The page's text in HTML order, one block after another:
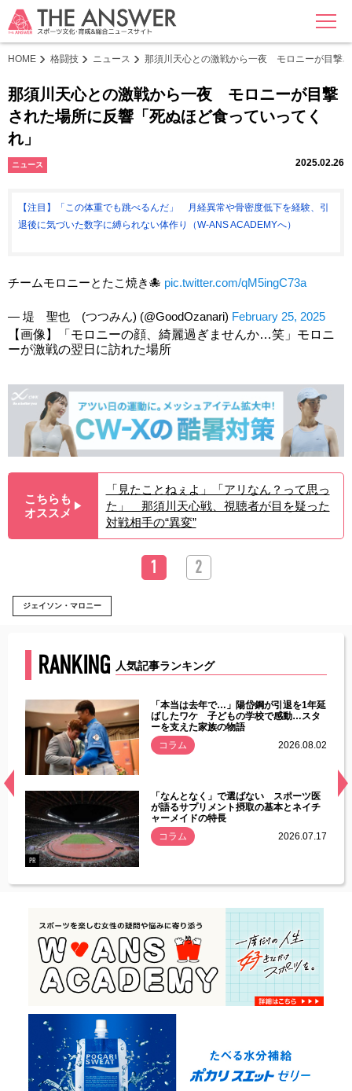
MENU
HOME 格闘技 ニュース 那須川天心との激戦から一夜 モロニーが目撃
那須川天心との激戦から一夜 モロニーが目撃
された場所に反響「死ぬほど食っていってく
れ」
ニュース 2025.02.26
【注目】「この体重でも跳べるんだ」 月経異常や骨密度低下を経験、引
退後に気づいた数字に縛られない体作り（W-ANS ACADEMYへ）
チームモロニーとたこ焼き🐙 pic.twitter.com/qM5ingC73a
— 堤 聖也 (つつみん) (@GoodOzanari) February 25, 2025
【画像】「モロニーの顔、綺麗過ぎませんか…笑」モロニ
ーが激戦の翌日に訪れた場所
こちらも
オススメ ▶︎
「見たことねぇよ」「アリなん？って思っ
た」 那須川天心戦、視聴者が目を疑った
対戦相手の“異変”
1 2
ジェイソン・マロニー
RANKING 人気記事ランキング
常
「本当は去年で…」陽岱鋼が引退を1年延
ばしたワケ 子どもの学校で感動…スタ
ーを支えた家族の物語
コラム
2026.08.02
PR
「なんとなく」で選ばない スポーツ医
が語るサプリメント摂取の基本とネイチ
ャーメイドの特長
コラム
2026.07.17